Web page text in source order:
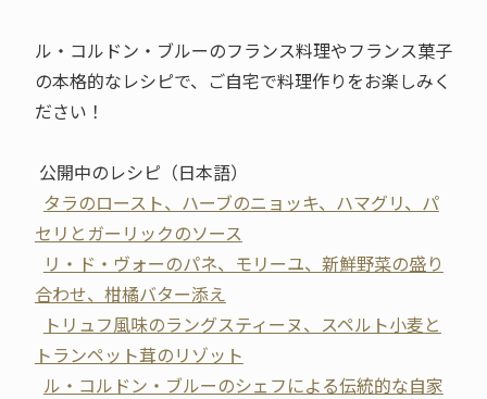
ル・コルドン・ブルーのフランス料理やフランス菓子
の本格的なレシピで、ご自宅で料理作りをお楽しみく
ださい！
公開中のレシピ（日本語）
タラのロースト、ハーブのニョッキ、ハマグリ、パ
セリとガーリックのソース
リ・ド・ヴォーのパネ、モリーユ、新鮮野菜の盛り
合わせ、柑橘バター添え
トリュフ風味のラングスティーヌ、スペルト小麦と
トランペット茸のリゾット
ル・コルドン・ブルーのシェフによる伝統的な自家